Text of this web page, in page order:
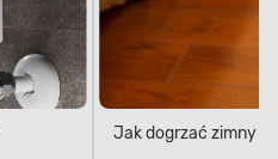
Jak dogrzać zimny